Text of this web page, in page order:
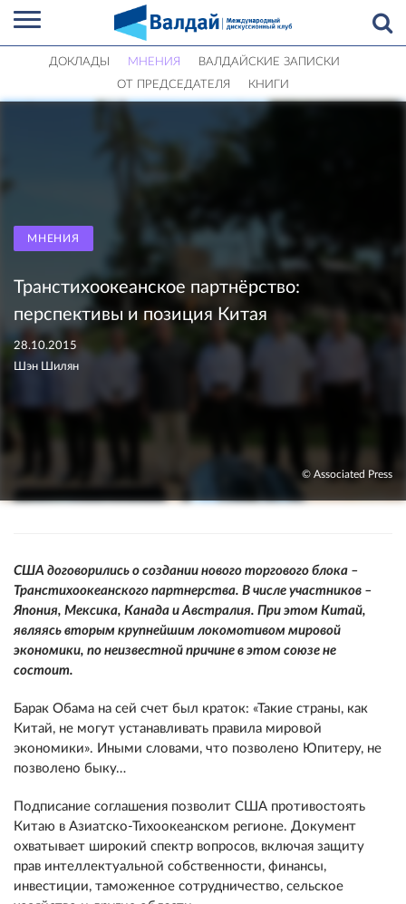
ДОКЛАДЫ МНЕНИЯ
ВАЛДАЙСКИЕ ЗАПИСКИ
ОТ ПРЕДСЕДАТЕЛЯ
КНИГИ
МНЕНИЯ
Транстихоокеанское партнёрство:
перспективы и позиция Китая
28.10.2015
Шэн Шилян
© Associated Press
США договорились о создании нового торгового блока –
Транстихоокеанского партнерства. В числе участников –
Япония, Мексика, Канада и Австралия. При этом Китай,
являясь вторым крупнейшим локомотивом мировой
экономики, по неизвестной причине в этом союзе не
состоит.
Барак Обама на сей счет был краток: «Такие страны, как
Китай, не могут устанавливать правила мировой
экономики». Иными словами, что позволено Юпитеру, не
позволено быку…
Подписание соглашения позволит США противостоять
Китаю в Азиатско-Тихоокеанском регионе. Документ
охватывает широкий спектр вопросов, включая защиту
прав интеллектуальной собственности, финансы,
инвестиции, таможенное сотрудничество, сельское